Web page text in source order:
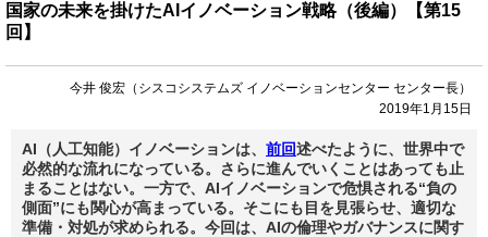
国家の未来を掛けたAIイノベーション戦略（後編）【第15
回】
今井 俊宏（シスコシステムズ イノベーションセンター センター長）
2019年1月15日
AI（人工知能）イノベーションは、 前回述べたように、世界中で
必然的な流れになっている。さらに進んでいくことはあっても止
まることはない。一方で、AIイノベーションで危惧される“負の
側面”にも関心が高まっている。そこにも目を見張らせ、適切な
準備・対処が求められる。今回は、AIの倫理やガバナンスに関す